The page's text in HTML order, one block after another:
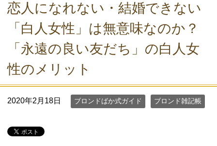
恋人になれない・結婚できない
「白人女性」は無意味なのか？
「永遠の良い友だち」の白人女
性のメリット
2020年2月18日 ブロンドばか式ガイド ブロンド雑記帳